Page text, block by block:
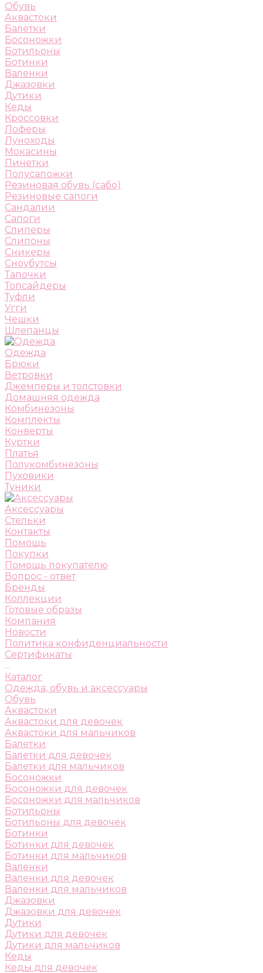
Обувь
Аквастоки
Балетки
Босоножки
Ботильоны
Ботинки
Валенки
Джазовки
Дутики
Кеды
Кроссовки
Лоферы
Луноходы
Мокасины
Пинетки
Полусапожки
Резиновая обувь (сабо)
Резиновые сапоги
Сандалии
Сапоги
Слиперы
Слипоны
Сникеры
Сноубутсы
Тапочки
Топсайдеры
Туфли
Угги
Чешки
Шлепанцы
Одежда
Брюки
Ветровки
Джемперы и толстовки
Домашняя одежда
Комбинезоны
Комплекты
Конверты
Куртки
Платья
Полукомбинезоны
Пуховики
Туники
Аксессуары
Стельки
Контакты
Помощь
Покупки
Помощь покупателю
Вопрос - ответ
Бренды
Коллекции
Готовые образы
Компания
Новости
Политика конфиденциальности
Сертификаты
...
Каталог
Одежда, обувь и аксессуары
Обувь
Аквастоки
Аквастоки для девочек
Аквастоки для мальчиков
Балетки
Балетки для девочек
Балетки для мальчиков
Босоножки
Босоножки для девочек
Босоножки для мальчиков
Ботильоны
Ботильоны для девочек
Ботинки
Ботинки для девочек
Ботинки для мальчиков
Валенки
Валенки для девочек
Валенки для мальчиков
Джазовки
Джазовки для девочек
Дутики
Дутики для девочек
Дутики для мальчиков
Кеды
Кеды для девочек